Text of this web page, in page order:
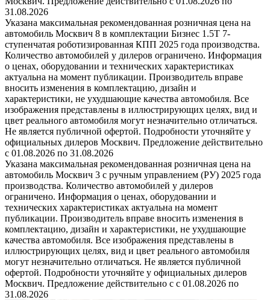
31.08.2026
Указана максимальная рекомендованная розничная цена на
автомобиль Москвич 8 в комплектации Бизнес 1.5T 7-
ступенчатая роботизированная КПП 2025 года производства.
Количество автомобилей у дилеров ограничено. Информация
о ценах, оборудовании и технических характеристиках
актуальна на момент публикации. Производитель вправе
вносить изменения в комплектацию, дизайн и
характеристики, не ухудшающие качества автомобиля. Все
изображения представлены в иллюстрирующих целях, вид и
цвет реального автомобиля могут незначительно отличаться.
Не является публичной офертой. Подробности уточняйте у
официальных дилеров Москвич. Предложение действительно
с 01.08.2026 по 31.08.2026
Указана максимальная рекомендованная розничная цена на
автомобиль Москвич 3 с ручным управлением (РУ) 2025 года
производства. Количество автомобилей у дилеров
ограничено. Информация о ценах, оборудовании и
технических характеристиках актуальна на момент
публикации. Производитель вправе вносить изменения в
комплектацию, дизайн и характеристики, не ухудшающие
качества автомобиля. Все изображения представлены в
иллюстрирующих целях, вид и цвет реального автомобиля
могут незначительно отличаться. Не является публичной
офертой. Подробности уточняйте у официальных дилеров
Москвич. Предложение действительно с с 01.08.2026 по
31.08.2026